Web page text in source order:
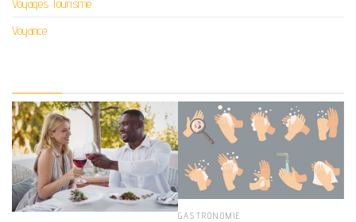
Voyages Tourisme
Voyance
GASTRONOMIE